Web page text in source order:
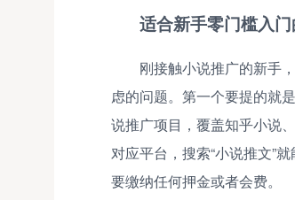
适合新手零门槛入
刚接触小说推广的新手
虑的问题。第一个要提的就
说推广项目，覆盖知乎小说
对应平台，搜索“小说推文”
要缴纳任何押金或者会费。